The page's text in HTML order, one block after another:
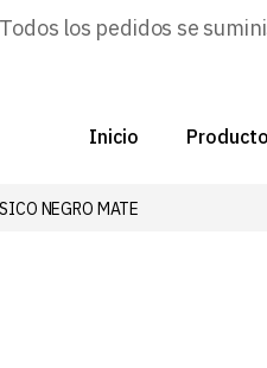
los pedidos se
Inicio
NEGRO MATE